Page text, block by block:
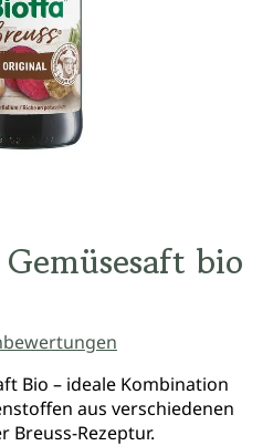
bio
Bio – ideale Kombination
aus verschiedenen
Breuss-Rezeptur.